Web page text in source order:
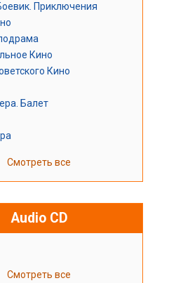
Приключения
Кино
Кино
Балет
Смотреть все
Audio CD
Смотреть все